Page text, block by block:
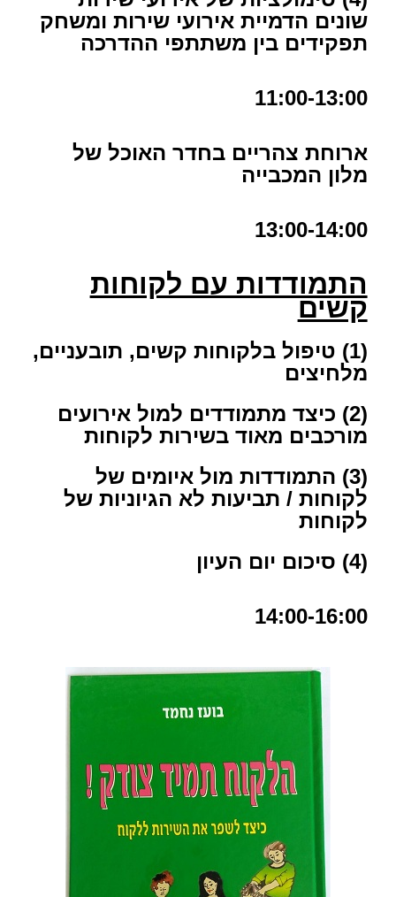
שונים הדמיית אירועי שירות ומשחק
תפקידים בין משתתפי ההדרכה
11:00-13:00
ארוחת צהריים בחדר האוכל של
מלון המכבייה
13:00-14:00
התמודדות עם לקוחות
קשים
(1) טיפול בלקוחות קשים, תובעניים,
מלחיצים
(2) כיצד מתמודדים למול אירועים
מורכבים מאוד בשירות לקוחות
(3) התמודדות מול איומים של
לקוחות / תביעות לא הגיוניות של
לקוחות
(4) סיכום יום העיון
14:00-16:00